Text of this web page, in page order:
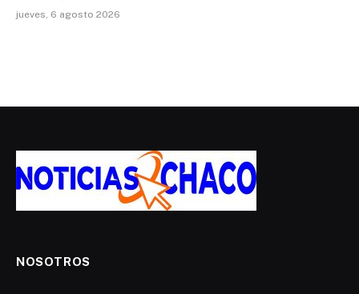
jueves, 6 agosto 2026
NOSOTROS